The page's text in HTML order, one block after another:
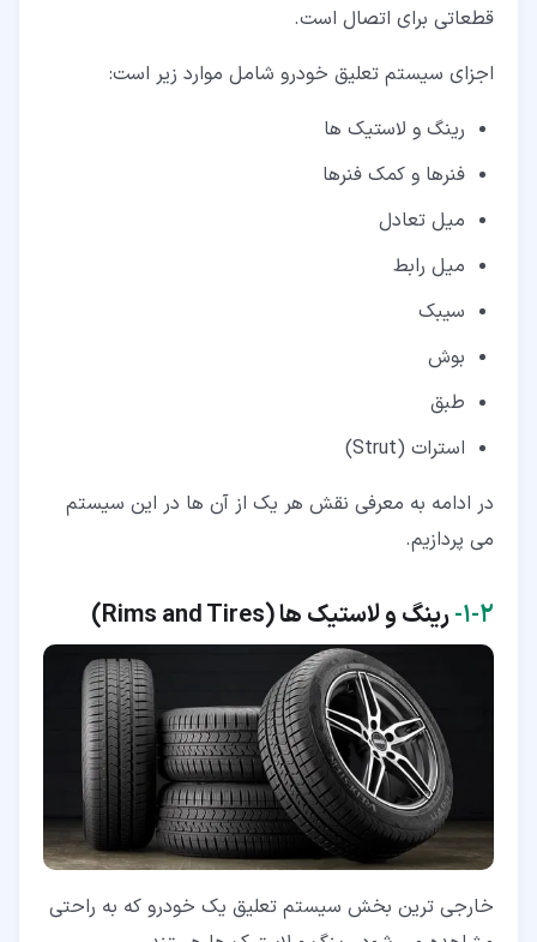
قطعاتی برای اتصال است.
اجزای سیستم تعلیق خودرو شامل موارد زیر است:
رینگ و لاستیک ها
فنرها و کمک فنرها
میل تعادل
میل رابط
سیبک
بوش
طبق
استرات (Strut)
در ادامه به معرفی نقش هر یک از آن ها در این سیستم
می پردازیم.
۲‏-‏۱‏- رینگ و لاستیک ها (Rims and Tires)
خارجی ترین بخش سیستم تعلیق یک خودرو که به راحتی